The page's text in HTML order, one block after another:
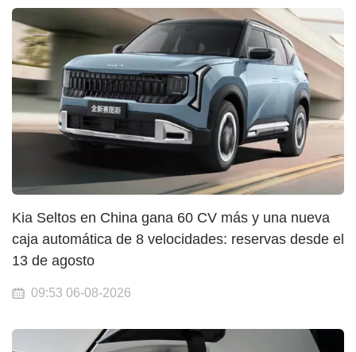
Kia Seltos en China gana 60 CV más y una nueva
caja automática de 8 velocidades: reservas desde el
13 de agosto
09:53 06-08-2026